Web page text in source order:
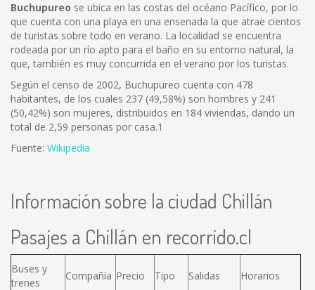
Buchupureo se ubica en las costas del océano Pacífico, por lo
que cuenta con una playa en una ensenada la que atrae cientos
de turistas sobre todo en verano. La localidad se encuentra
rodeada por un río apto para el baño en su entorno natural, la
que, también es muy concurrida en el verano por los turistas.
Según el censo de 2002, Buchupureo cuenta con 478
habitantes, de los cuales 237 (49,58%) son hombres y 241
(50,42%) son mujeres, distribuidos en 184 viviendas, dando un
total de 2,59 personas por casa.1
Fuente: Wikipedia
Información sobre la ciudad Chillán
Pasajes a Chillán en recorrido.cl
Buses y
trenes
Compañía Precio Tipo Salidas Horarios